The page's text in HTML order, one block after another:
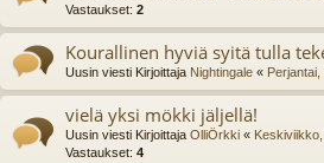
Vastaukset: 2
Kourallinen hyviä syitä tulla
Uusin viesti Kirjoittaja Nightingale «
vielä yksi mökki jäljellä!
Uusin viesti Kirjoittaja OlliÖrkki «
Vastaukset: 4